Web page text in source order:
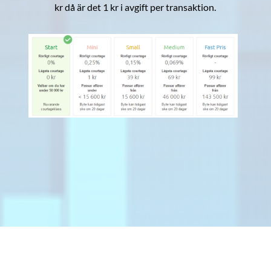
kr då är det 1 kr i avgift per transaktion.